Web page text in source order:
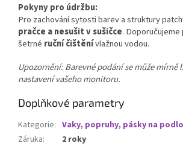
Pokyny pro údržbu:
Pro zachování sytosti barev a struktury
pračce a nesušit v sušičce. Doporučujeme
šetrné ruční čištěnívlažnou vodou.
Upozornění: Barevné podání se může mírně
nastavení vašeho monitoru.
Doplňkové parametry
Kategorie: Vaky, popruhy, pásky na
Záruka:
2 roky